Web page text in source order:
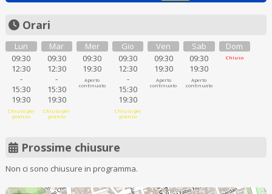
Orari
Lun
09:30
12:30
-
15:30
19:30
Chiuso per
pranzo
Mar
09:30
12:30
-
15:30
19:30
Chiuso per
pranzo
Mer
09:30
19:30
Aperto
continuato
Gio
09:30
12:30
-
15:30
19:30
Chiuso per
pranzo
Ven
09:30
19:30
Aperto
continuato
Sab
09:30
19:30
Aperto
continuato
Dom
Chiuso
Prossime chiusure
Non ci sono chiusure in programma.